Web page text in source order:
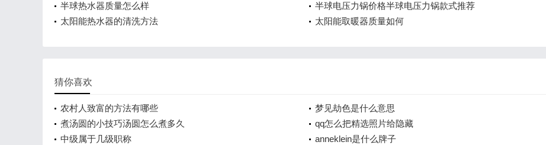
半球热水器质量怎么样
半球电压力锅价格半球电压力锅款式推荐
太阳能热水器的清洗方法
太阳能取暖器质量如何
猜你喜欢
农村人致富的方法有哪些
梦见劫色是什么意思
煮汤圆的小技巧汤圆怎么煮多久
qq怎么把精选照片给隐藏
中级属于几级职称
anneklein是什么牌子